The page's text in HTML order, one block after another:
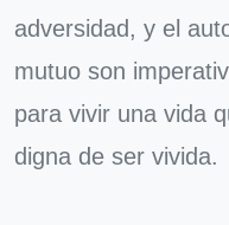
adversidad, y el
mutuo son
para vivir una vida
digna de ser vivida.